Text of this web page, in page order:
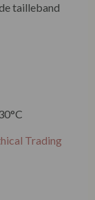
tailleband
Trading